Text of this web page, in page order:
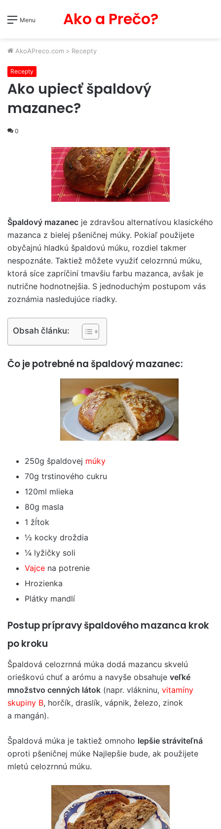
Menu Ako a Prečo?
AkoAPreco.com > Recepty
Recepty
Ako upiecť špaldový
mazanec?
0
Špaldový mazanec je zdravšou alternatívou klasického
mazanca z bielej pšeničnej múky. Pokiaľ použijete
obyčajnú hladkú špaldovú múku, rozdiel takmer
nespoznáte. Taktiež môžete využiť celozrnnú múku,
ktorá síce zapríčiní tmavšiu farbu mazanca, avšak je
nutrične hodnotnejšia. S jednoduchým postupom vás
zoznámia nasledujúce riadky.
Obsah článku:
Čo je potrebné na špaldový mazanec:
250g špaldovej múky
70g trstinového cukru
120ml mlieka
80g masla
1 žĺtok
½ kocky droždia
¼ lyžičky soli
Vajce na potrenie
Hrozienka
Plátky mandlí
Postup prípravy špaldového mazanca krok
po kroku
Špaldová celozrnná múka dodá mazancu skvelú
orieškovú chuť a arómu a navyše obsahuje veľké
množstvo cenných látok (napr. vlákninu, vitamíny
skupiny B, horčík, draslík, vápnik, železo, zinok
a mangán).
Špaldová múka je taktiež omnoho lepšie stráviteľná
oproti pšeničnej múke Najlepšie bude, ak použijete
mletú celozrnnú múku.